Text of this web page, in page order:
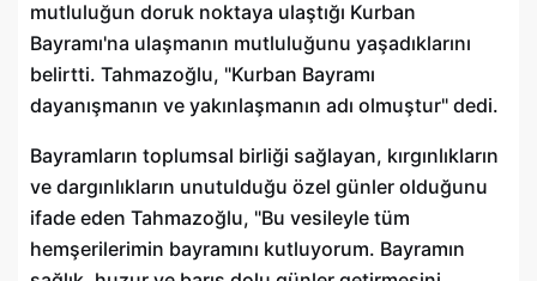
mutluluğun doruk noktaya ulaştığı Kurban
Bayramı'na ulaşmanın mutluluğunu yaşadıklarını
belirtti. Tahmazoğlu, "Kurban Bayramı
dayanışmanın ve yakınlaşmanın adı olmuştur" dedi.
Bayramların toplumsal birliği sağlayan, kırgınlıkların
ve dargınlıkların unutulduğu özel günler olduğunu
ifade eden Tahmazoğlu, "Bu vesileyle tüm
hemşerilerimin bayramını kutluyorum. Bayramın